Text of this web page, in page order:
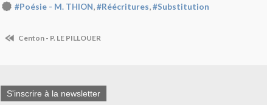
#Poésie - M. THION,#Réécritures,#Substitution
Centon - P. LE PILLOUER
S'inscrire à la newsletter